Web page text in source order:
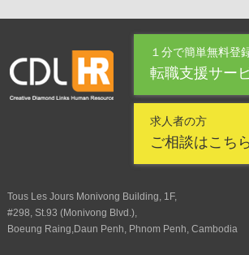
１分で簡単無料登
転職支援サー
求人者の方
ご相談はこちら
Tous Les Jours Monivong Building, 1F,
#298, St.93 (Monivong Blvd.),
Boeung Raing,Daun Penh, Phnom Penh, Cambodia